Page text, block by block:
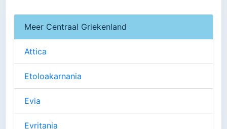
Meer Centraal Griekenland
Attica
Etoloakarnania
Evia
Evritania